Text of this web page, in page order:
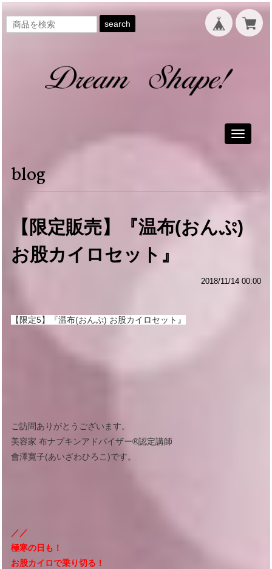
search
Toggle
blog
【限定販売】『温布(おんぷ)
お股カイロセット』
2018/11/14 00:00
【限定5】『温布(おんぷ) お股カイロセット』
ご訪問ありがとうございます。
美容家 布ナプキンアドバイザー®︎認定講師
會澤寛子(あいざわひろこ)です。
／／
極寒の日も！
お股カイロで乗り切る！